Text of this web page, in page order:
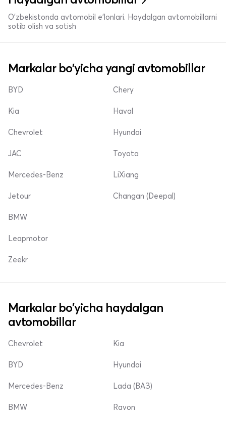
O'zbekistonda avtomobil e’lonlari. Haydalgan avtomobillarni
sotib olish va sotish
Markalar bo'yicha yangi avtomobillar
BYD
Kia
Chevrolet
Chery
Haval
Hyundai
JAC
Mercedes-Benz
Jetour
Toyota
LiXiang
Changan (Deepal)
BMW
Leapmotor
Zeekr
Markalar bo'yicha haydalgan
avtomobillar
Chevrolet
BYD
Mercedes-Benz
Kia
Hyundai
Lada (ВАЗ)
BMW Ravon